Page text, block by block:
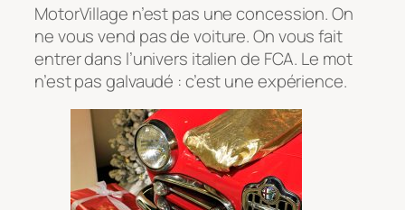
MotorVillage n’est pas une concession. On
ne vous vend pas de voiture. On vous fait
entrer dans l’univers italien de FCA. Le mot
n’est pas galvaudé : c’est une expérience.